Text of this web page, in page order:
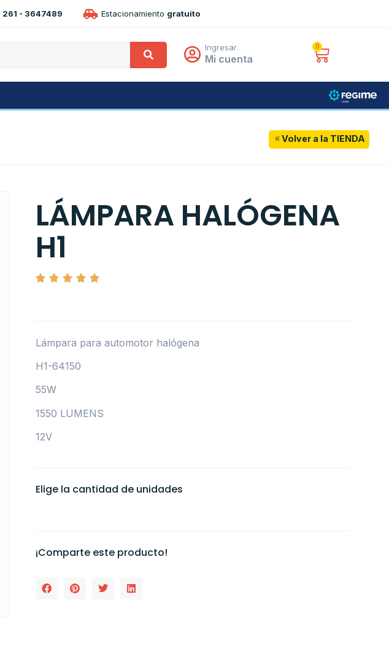
261 - 3647489 Estacionamiento gratuito
Ingresar
Mi cuenta
0
Volver a la TIENDA
LÁMPARA HALÓGENA
H1
Lámpara para automotor halógena
H1-64150
55W
1550 LUMENS
12V
Elige la cantidad de unidades
¡Comparte este producto!